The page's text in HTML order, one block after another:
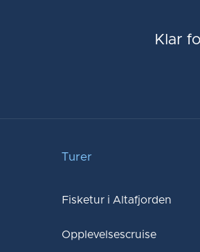
Klar
Turer
Fisketur i Altafjorden
Opplevelsescruise